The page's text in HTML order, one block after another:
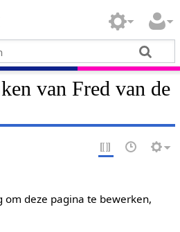
van Fred van de
om deze pagina te bewerken,